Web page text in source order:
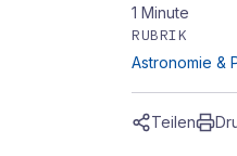
1 Minute
RUBRIK
Astronomie &
Teilen